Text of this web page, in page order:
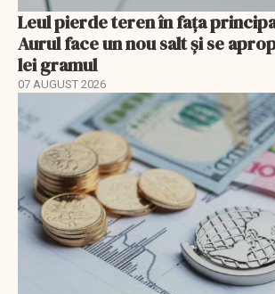
Leul pierde teren în fața
Aurul face un nou salt și se
lei gramul
07 AUGUST 2026